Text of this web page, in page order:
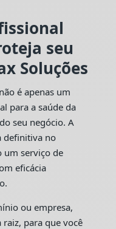
seu
Soluções
é apenas um
para a saúde da
seu negócio. A
definitiva no
um serviço de
eficácia
ou empresa,
para que você